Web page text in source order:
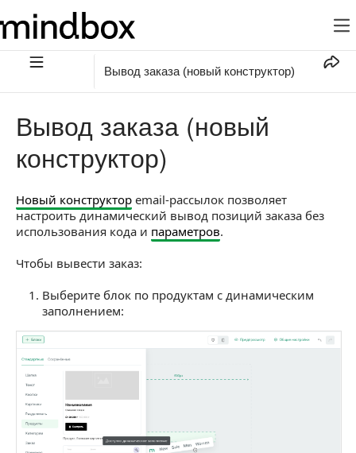
Вывод заказа (новый конструктор)
Вывод заказа (новый
конструктор)
Новый конструктор email-рассылок позволяет
настроить динамический вывод позиций заказа без
использования кода и параметров.
Чтобы вывести заказ:
Выберите блок по продуктам с динамическим
заполнением: